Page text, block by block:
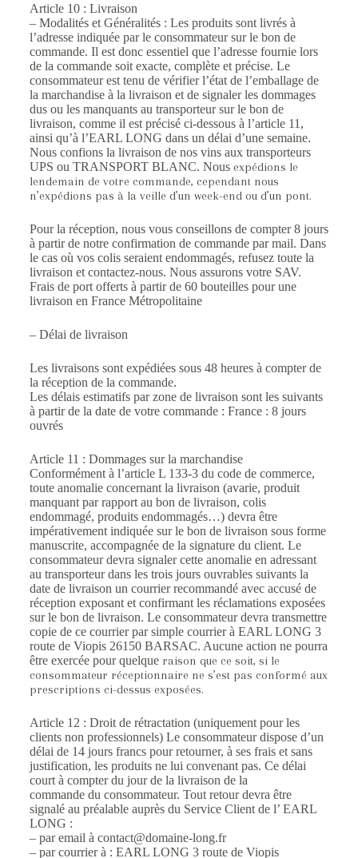
Article 10 : Livraison
– Modalités et Généralités : Les produits sont livrés à
l’adresse indiquée par le consommateur sur le bon de
commande. Il est donc essentiel que l’adresse fournie lors
de la commande soit exacte, complète et précise. Le
consommateur est tenu de vérifier l’état de l’emballage de
la marchandise à la livraison et de signaler les dommages
dus ou les manquants au transporteur sur le bon de
livraison, comme il est précisé ci-dessous à l’article 11,
ainsi qu’à l’EARL LONG dans un délai d’une semaine.
Nous confions la livraison de nos vins aux transporteurs
UPS ou TRANSPORT BLANC. Nous expédions le
lendemain de votre commande, cependant nous
n’expédions pas à la veille d’un week-end ou d’un pont.
Pour la réception, nous vous conseillons de compter 8 jours
à partir de notre confirmation de commande par mail. Dans
le cas où vos colis seraient endommagés, refusez toute la
livraison et contactez-nous. Nous assurons votre SAV.
Frais de port offerts à partir de 60 bouteilles pour une
livraison en France Métropolitaine
– Délai de livraison
Les livraisons sont expédiées sous 48 heures à compter de
la réception de la commande.
Les délais estimatifs par zone de livraison sont les suivants
à partir de la date de votre commande : France : 8 jours
ouvrés
Article 11 : Dommages sur la marchandise
Conformément à l’article L 133-3 du code de commerce,
toute anomalie concernant la livraison (avarie, produit
manquant par rapport au bon de livraison, colis
endommagé, produits endommagés…) devra être
impérativement indiquée sur le bon de livraison sous forme
manuscrite, accompagnée de la signature du client. Le
consommateur devra signaler cette anomalie en adressant
au transporteur dans les trois jours ouvrables suivants la
date de livraison un courrier recommandé avec accusé de
réception exposant et confirmant les réclamations exposées
sur le bon de livraison. Le consommateur devra transmettre
copie de ce courrier par simple courrier à EARL LONG 3
route de Viopis 26150 BARSAC. Aucune action ne pourra
être exercée pour quelque raison que ce soit, si le
consommateur réceptionnaire ne s’est pas conformé aux
prescriptions ci-dessus exposées.
Article 12 : Droit de rétractation (uniquement pour les
clients non professionnels) Le consommateur dispose d’un
délai de 14 jours francs pour retourner, à ses frais et sans
justification, les produits ne lui convenant pas. Ce délai
court à compter du jour de la livraison de la
commande du consommateur. Tout retour devra être
signalé au préalable auprès du Service Client de l’ EARL
LONG :
– par email à contact@domaine-long.fr
– par courrier à : EARL LONG 3 route de Viopis